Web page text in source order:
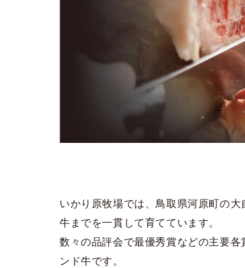
いかり原牧場では、鳥取県河原町の
牛までを一貫して育てています。
数々の品評会で最優秀賞などの主要
ンド牛です。